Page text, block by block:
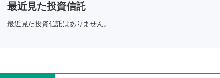
最近見た投資信託
最近見た投資信託はありません。